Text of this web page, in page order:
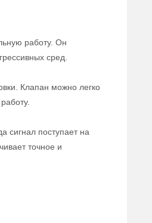
работу. Он
сред.
Клапан можно легко
сигнал поступает на
точное и